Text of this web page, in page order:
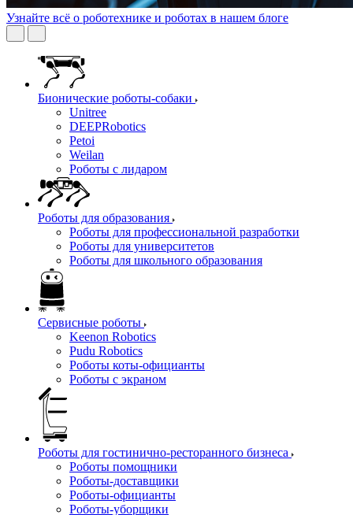
Узнайте всё о роботехнике и роботах в нашем блоге
Бионические роботы-собаки
Unitree
DEEPRobotics
Petoi
Weilan
Роботы с лидаром
Роботы для образования
Роботы для профессиональной разработки
Роботы для университетов
Роботы для школьного образования
Сервисные роботы
Keenon Robotics
Pudu Robotics
Роботы коты-официанты
Роботы с экраном
Роботы для гостинично-ресторанного бизнеса
Роботы помощники
Роботы-доставщики
Роботы-официанты
Роботы-уборщики